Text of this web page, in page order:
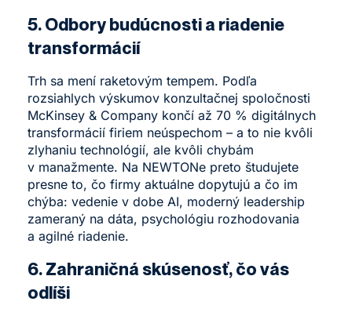
5. Odbory budúcnosti a riadenie
transformácií
Trh sa mení raketovým tempem. Podľa
rozsiahlych výskumov konzultačnej spoločnosti
McKinsey & Company končí až 70 % digitálnych
transformácií firiem neúspechom – a to nie kvôli
zlyhaniu technológií, ale kvôli chybám
v manažmente. Na NEWTONe preto študujete
presne to, čo firmy aktuálne dopytujú a čo im
chýba: vedenie v dobe AI, moderný leadership
zameraný na dáta, psychológiu rozhodovania
a agilné riadenie.
6. Zahraničná skúsenosť, čo vás
odlíši